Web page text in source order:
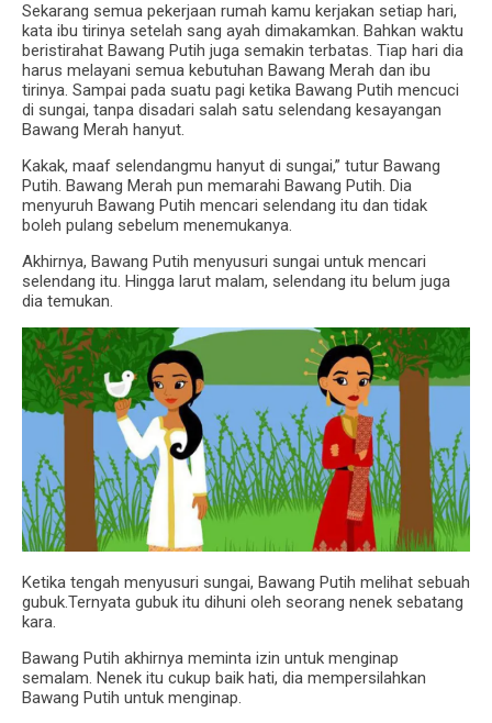
Sekarang semua pekerjaan rumah kamu kerjakan setiap hari,
kata ibu tirinya setelah sang ayah dimakamkan. Bahkan waktu
beristirahat Bawang Putih juga semakin terbatas. Tiap hari dia
harus melayani semua kebutuhan Bawang Merah dan ibu
tirinya. Sampai pada suatu pagi ketika Bawang Putih mencuci
di sungai, tanpa disadari salah satu selendang kesayangan
Bawang Merah hanyut.
Kakak, maaf selendangmu hanyut di sungai,” tutur Bawang
Putih. Bawang Merah pun memarahi Bawang Putih. Dia
menyuruh Bawang Putih mencari selendang itu dan tidak
boleh pulang sebelum menemukanya.
Akhirnya, Bawang Putih menyusuri sungai untuk mencari
selendang itu. Hingga larut malam, selendang itu belum juga
dia temukan.
Ketika tengah menyusuri sungai, Bawang Putih melihat sebuah
gubuk.Ternyata gubuk itu dihuni oleh seorang nenek sebatang
kara.
Bawang Putih akhirnya meminta izin untuk menginap
semalam. Nenek itu cukup baik hati, dia mempersilahkan
Bawang Putih untuk menginap.